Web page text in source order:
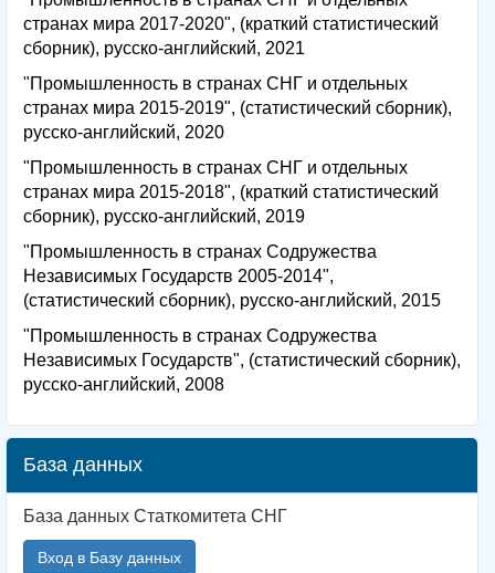
странах мира 2017-2020", (краткий статистический
сборник), русско-английский, 2021
"Промышленность в странах СНГ и отдельных
странах мира 2015-2019", (статистический сборник),
русско-английский, 2020
"Промышленность в странах СНГ и отдельных
странах мира 2015-2018", (краткий статистический
сборник), русско-английский, 2019
"Промышленность в странах Содружества
Независимых Государств 2005-2014",
(статистический сборник), русско-английский, 2015
"Промышленность в странах Содружества
Независимых Государств", (статистический сборник),
русско-английский, 2008
База данных
База данных Статкомитета СНГ
Вход в Базу данных